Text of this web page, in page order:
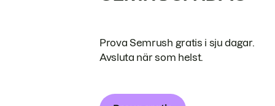
Prova Semrush gratis i sju dagar.
Avsluta när som helst.